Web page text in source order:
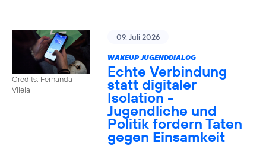
Credits: Fernanda
Vilela
09. Juli 2026
WAKEUP JUGENDDIALOG
Echte Verbindung
statt digitaler
Isolation -
Jugendliche und
Politik fordern Taten
gegen Einsamkeit